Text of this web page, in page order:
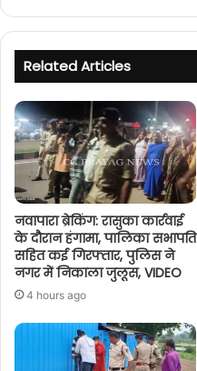
Related Articles
नवापारा ब्रेकिंग: रासुका कार्रवाई
के दौरान हंगामा, पालिका सभापति
सहित कई गिरफ्तार, पुलिस ने
नगर में निकाला जुलूस, VIDEO
4 hours ago